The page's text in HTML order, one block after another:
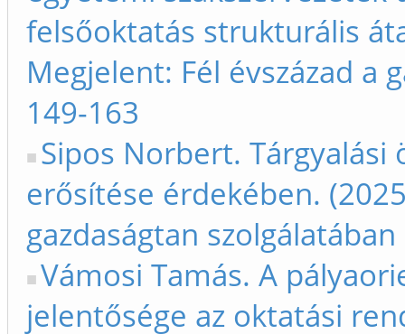
felsőoktatás strukturális
Megjelent: Fél évszázad a
149-163
Sipos Norbert.
erősítése érdekében.
gazdaságtan
Vámosi Tamás. A
jelentősége az oktatási